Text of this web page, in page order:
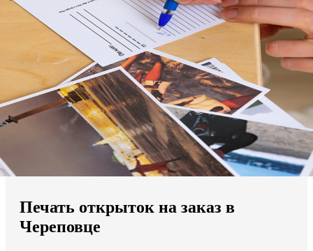
Мы доставляем по всему миру
Продолжить без города
Печать открыток на заказ в
Череповце